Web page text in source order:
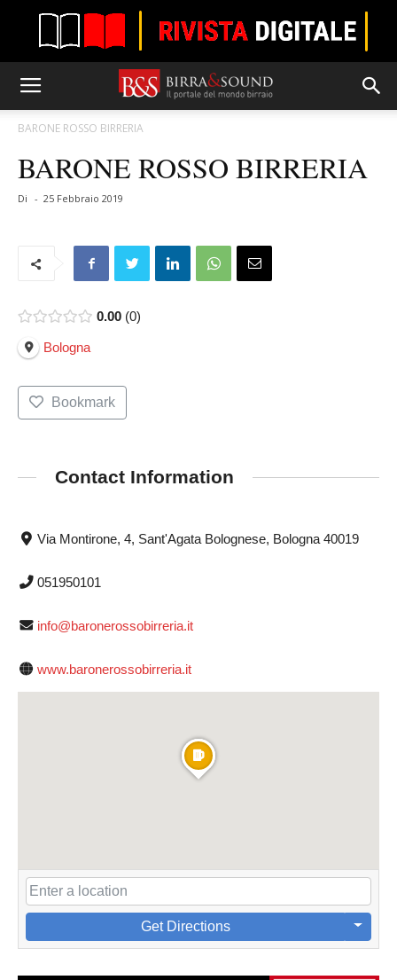
BARONE ROSSO BIRRERIA
BARONE ROSSO BIRRERIA
Di - 25 Febbraio 2019
0.00 0
Bologna
Bookmark
Contact Information
Via Montirone, 4, Sant'Agata Bolognese, Bologna 40019
051950101
info@baronerossobirreria.it
www.baronerossobirreria.it
Get Directions